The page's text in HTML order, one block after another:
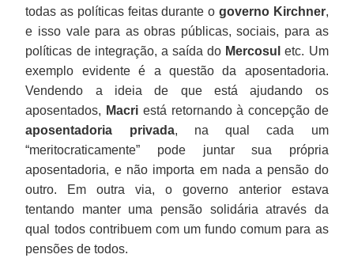
todas as políticas feitas durante o governo Kirchner,
e isso vale para as obras públicas, sociais, para as
políticas de integração, a saída do Mercosul etc. Um
exemplo evidente é a questão da aposentadoria.
Vendendo a ideia de que está ajudando os
aposentados, Macri está retornando à concepção de
aposentadoria privada, na qual cada um
“meritocraticamente” pode juntar sua própria
aposentadoria, e não importa em nada a pensão do
outro. Em outra via, o governo anterior estava
tentando manter uma pensão solidária através da
qual todos contribuem com um fundo comum para as
pensões de todos.